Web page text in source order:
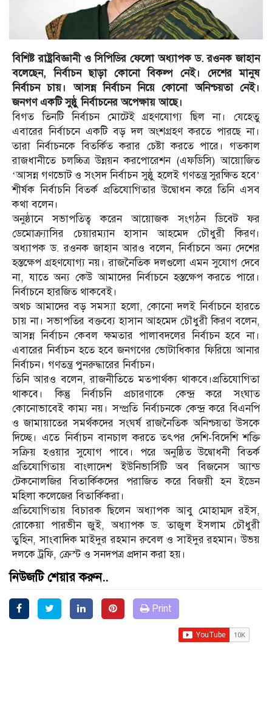
বিশিষ্ট রাষ্ট্রবিজ্ঞানী ও সিপিডির ফেলো অধ্যাপক ড. রওনক জাহান
বলেছেন, নির্বাচন ছাড়া কোনো বিকল্প নেই। দেশের মানুষ
নির্বাচন চায়। আসন্ন নির্বাচন নিয়ে কোনো অনিশ্চয়তা নেই।
জনগণ একটি সুষ্ঠু নির্বাচনের অপেক্ষায় আছে।
বিগত তিনটি নির্বাচন মোটেই গ্রহণযোগ্য ছিল না। যেহেতু
এবারের নির্বাচনে একটি বড় দল অংশগ্রহণ করতে পারছে না।
তারা নির্বাচনকে বিতর্কিত করার চেষ্টা করতে পারে। গতকাল
রাজধানীতে চলচ্চিত্র উন্নয়ন করপোরেশন (এফডিসি) আয়োজিত
‘আসন্ন গণভোট ও সংসদ নির্বাচন সুষ্ঠু হলেই গণতন্ত্র সুরক্ষিত হবে’
শীর্ষক নির্বাচনি বিতর্ক প্রতিযোগিতার উদ্বোধন করে তিনি এসব
কথা বলেন।
অনুষ্ঠানে সভাপতিত্ব করেন আয়োজক সংগঠন ডিবেট ফর
ডেমোক্র্যাসির চেয়ারম্যান হাসান আহমেদ চৌধুরী কিরণ।
অধ্যাপক ড. রওনক জাহান আরও বলেন, নির্বাচনে অন্য দেশের
হস্তক্ষেপ গ্রহণযোগ্য নয়। রাজনৈতিক দলগুলো এমন সুযোগ দেবে
না, যাতে অন্য কেউ আমাদের নির্বাচনে হস্তক্ষেপ করতে পারে।
নির্বাচনে হারজিত থাকবেই।
অথচ আমাদের বড় সমস্যা হলো, কোনো দলই নির্বাচনে হারতে
চায় না। সভাপতির বক্তব্যে হাসান আহমেদ চৌধুরী কিরণ বলেন,
আসন্ন নির্বাচন কেবল ক্ষমতার পালাবদলের নির্বাচন হবে না।
এবারের নির্বাচন হতে হবে জনগণের ভোটাধিকার ফিরিয়ে আনার
নির্বাচন। গণতন্ত্র পুনরুদ্ধারের নির্বাচন।
তিনি আরও বলেন, রাজনীতিতে মতপার্থক্য থাকবে।প্রতিযোগিতা
থাকবে। কিন্তু নির্বাচনি প্রচারণাকে কেন্দ্র করে সংঘাত
কোনোভাবেই কাম্য নয়। সম্প্রতি নির্বাচনকে কেন্দ্র করে বিএনপি
ও জামায়াতের সমর্থকদের সংঘর্ষ রাজনৈতিক অনিশ্চয়তা উসকে
দিচ্ছে। এতে নির্বাচন বানচাল করতে তৎপর দেশি-বিদেশি শক্তি
সক্রিয় হওয়ার সুযোগ পাবে। পরে অনুষ্ঠিত উদ্বোধনী বিতর্ক
প্রতিযোগিতায় বাংলাদেশ ইউনিভার্সিটি অব বিজনেস অ্যান্ড
টেকনোলজির বিতার্কিকদের পরাজিত করে বিজয়ী হন ইডেন
মহিলা কলেজের বিতার্কিকরা।
প্রতিযোগিতায় বিচারক ছিলেন অধ্যাপক আবু মোহাম্মদ রইস,
রোকেয়া পারভীন জুই, অধ্যাপক ড. তাজুল ইসলাম চৌধুরী
তুহিন, সাংবাদিক মাইদুর রহমান রুবেল ও সাইদুর রহমান। উভয়
দলকে ট্রফি, ক্রেস্ট ও সনদপত্র প্রদান করা হয়।
নিউজটি শেয়ার করুন..
Print